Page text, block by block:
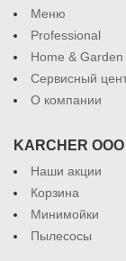
Меню
Professional
Home & Garden
Сервисный
О компании
KARCHER ООО
Наши акции
Корзина
Минимойки
Пылесосы